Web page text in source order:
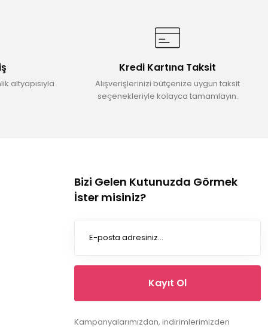
altyapısıyla
Kredi Kartına Taksit
Alışverişlerinizi bütçenize uygun taksit
seçenekleriyle kolayca tamamlayın.
Bizi Gelen Kutunuzda Görmek
İster misiniz?
Kayıt Ol
Kampanyalarımızdan, indirimlerimizden